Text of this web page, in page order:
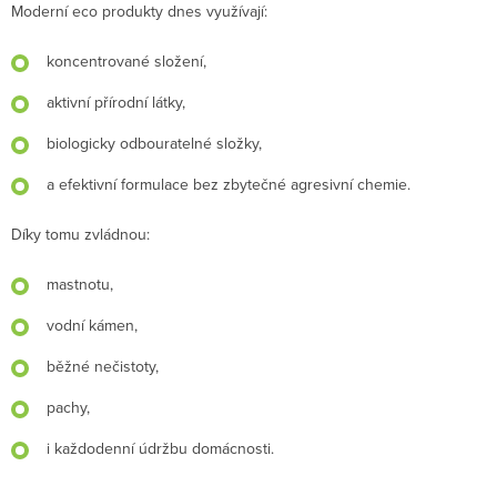
Moderní eco produkty dnes využívají:
koncentrované složení,
aktivní přírodní látky,
biologicky odbouratelné složky,
a efektivní formulace bez zbytečné agresivní chemie.
Díky tomu zvládnou:
mastnotu,
vodní kámen,
běžné nečistoty,
pachy,
i každodenní údržbu domácnosti.